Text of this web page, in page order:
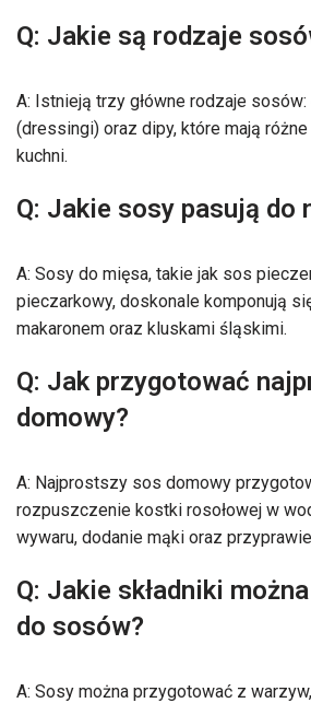
Q: Jakie są rodzaje
A: Istnieją trzy główne rodzaje sosów:
(dressingi) oraz dipy, które mają
kuchni.
Q: Jakie sosy pasują do
A: Sosy do mięsa, takie jak sos
pieczarkowy, doskonale komponują
makaronem oraz kluskami śląskimi.
Q: Jak przygotować
domowy?
A: Najprostszy sos domowy
rozpuszczenie kostki rosołowej w
wywaru, dodanie mąki oraz
Q: Jakie składniki
do sosów?
A: Sosy można przygotować z